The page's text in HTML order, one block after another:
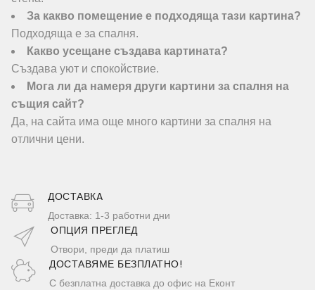
За какво помещение е подходяща тази картина?
Подходяща е за спалня.
Какво усещане създава картината?
Създава уют и спокойствие.
Мога ли да намеря други картини за спалня на
същия сайт?
Да, на сайта има още много картини за спалня на
отлични цени.
ДОСТАВКA
Доставка: 1-3 работни дни
ОПЦИЯ ПРЕГЛЕД
Отвори, преди да платиш
ДОСТАВЯМЕ БЕЗПЛАТНО!
С безплатна доставка до офис на Еконт